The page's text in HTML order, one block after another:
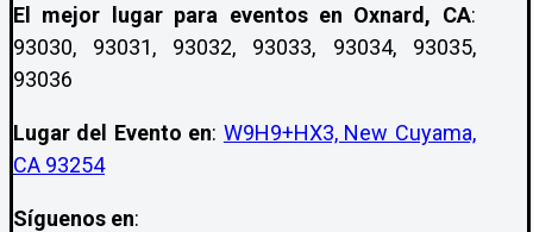
El mejor lugar para eventos en Oxnard, CA:
93030, 93031, 93032, 93033, 93034, 93035,
93036
Lugar del Evento en: W9H9+HX3, New Cuyama,
CA 93254
Síguenos en: